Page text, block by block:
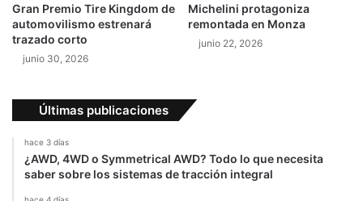
Gran Premio Tire Kingdom de
automovilismo estrenará
trazado corto
junio 30, 2026
Michelini protagoniza
remontada en Monza
junio 22, 2026
Últimas publicaciones
hace 3 días
¿AWD, 4WD o Symmetrical AWD? Todo lo que necesita
saber sobre los sistemas de tracción integral